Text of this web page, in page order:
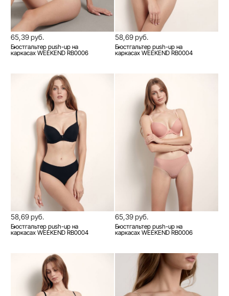
65,39 руб.
Бюстгальтер push-up на
каркасах WEEKEND RB0006
58,69 руб.
Бюстгальтер push-up на
каркасах WEEKEND RB0004
58,69 руб.
Бюстгальтер push-up на
каркасах WEEKEND RB0004
65,39 руб.
Бюстгальтер push-up на
каркасах WEEKEND RB0006